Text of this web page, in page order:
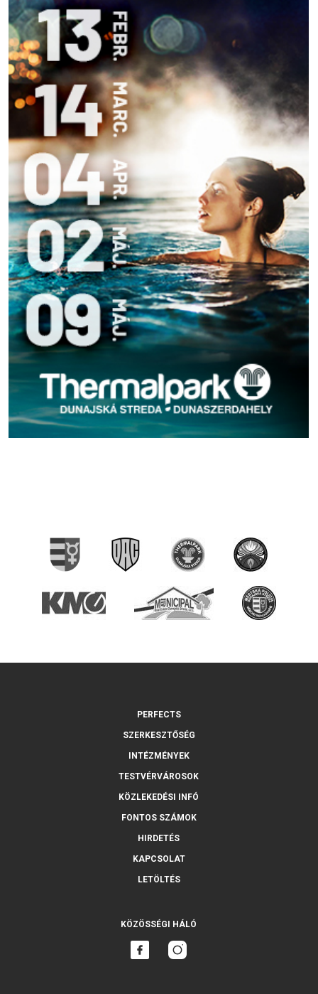
PERFECTS
SZERKESZTŐSÉG
INTÉZMÉNYEK
TESTVÉRVÁROSOK
KÖZLEKEDÉSI INFÓ
FONTOS SZÁMOK
HIRDETÉS
KAPCSOLAT
LETÖLTÉS
KÖZÖSSÉGI HÁLÓ